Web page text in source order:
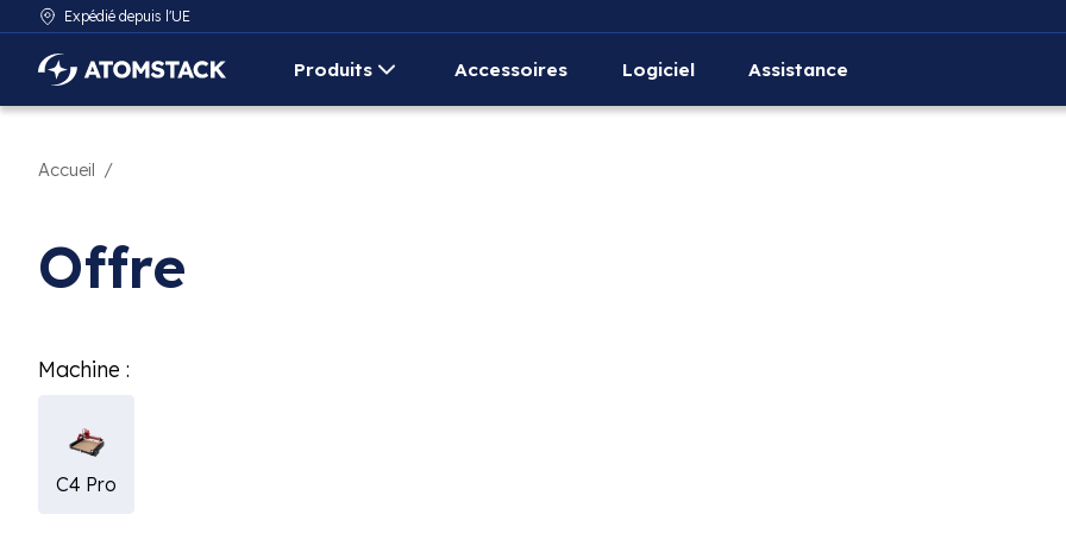
Expédié depuis l'UE
AtomStack Europe Produits Accessoires Logiciel Assistance
Accueil /
Offre
Machine :
C4 Pro